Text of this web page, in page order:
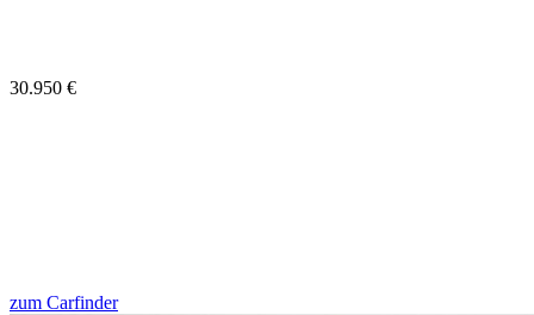
30.950 €
zum Carfinder